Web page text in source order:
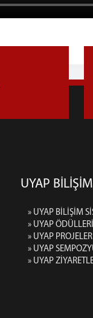
UYAP
» UYAP BİLİŞİM
» UYAP ÖDÜLLERİ
» UYAP PROJELER
» UYAP
» UYAP